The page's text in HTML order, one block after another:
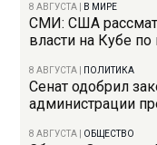
8 АВГУСТА В МИРЕ
СМИ: США
власти на Кубе
8 АВГУСТА ПОЛИТИКА
Сенат одобрил
администрации
8 АВГУСТА ОБЩЕСТВО